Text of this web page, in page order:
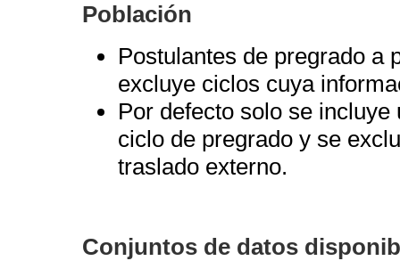
Población
Postulantes de pregrado a
excluye ciclos cuya
Por defecto solo se
ciclo de pregrado y se
traslado externo.
Conjuntos de datos